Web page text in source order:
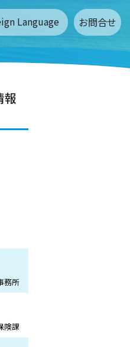
Language お問合せ
報
務所
険課